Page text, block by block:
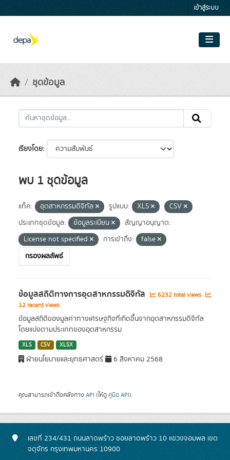
เข้าสู่ระบบ
ชุดข้อมูล
เรียงโดย
พบ 1 ชุดข้อมูล
แท็ค: อุตสาหกรรมดิจิทัล รูปแบบ: XLS
CSV
ประเภทชุดข้อมูล:
ข้อมูลระเบียน
สัญญาอนุญาต:
License not specified
การเข้าถึง:
false
กรองผลลัพธ์
ข้อมูลสถิติทางการอุตสาหกรรมดิจิทัล
6232 total views
12 recent views
ข้อมูลสถิติของมูลค่าทางเศรษฐกิจที่เกิดขึ้นจากอุตสาหกรรมดิจิทัล
โดยแบ่งตามประเภทของอุตสาหกรรม
XLS CSV XLSX
ฝ่ายนโยบายและยุทธศาสตร์ 6 สิงหาคม 2568
คุณสามารถเข้าถึงคลังทาง API (ให้ดู คู่มือ API).
เลขที่ 234/431 ถนนลาดพร้าว ซอยลาดพร้าว 10 แขวงจอมพล เขต
จตุจักร กรุงเทพมหานคร 10900